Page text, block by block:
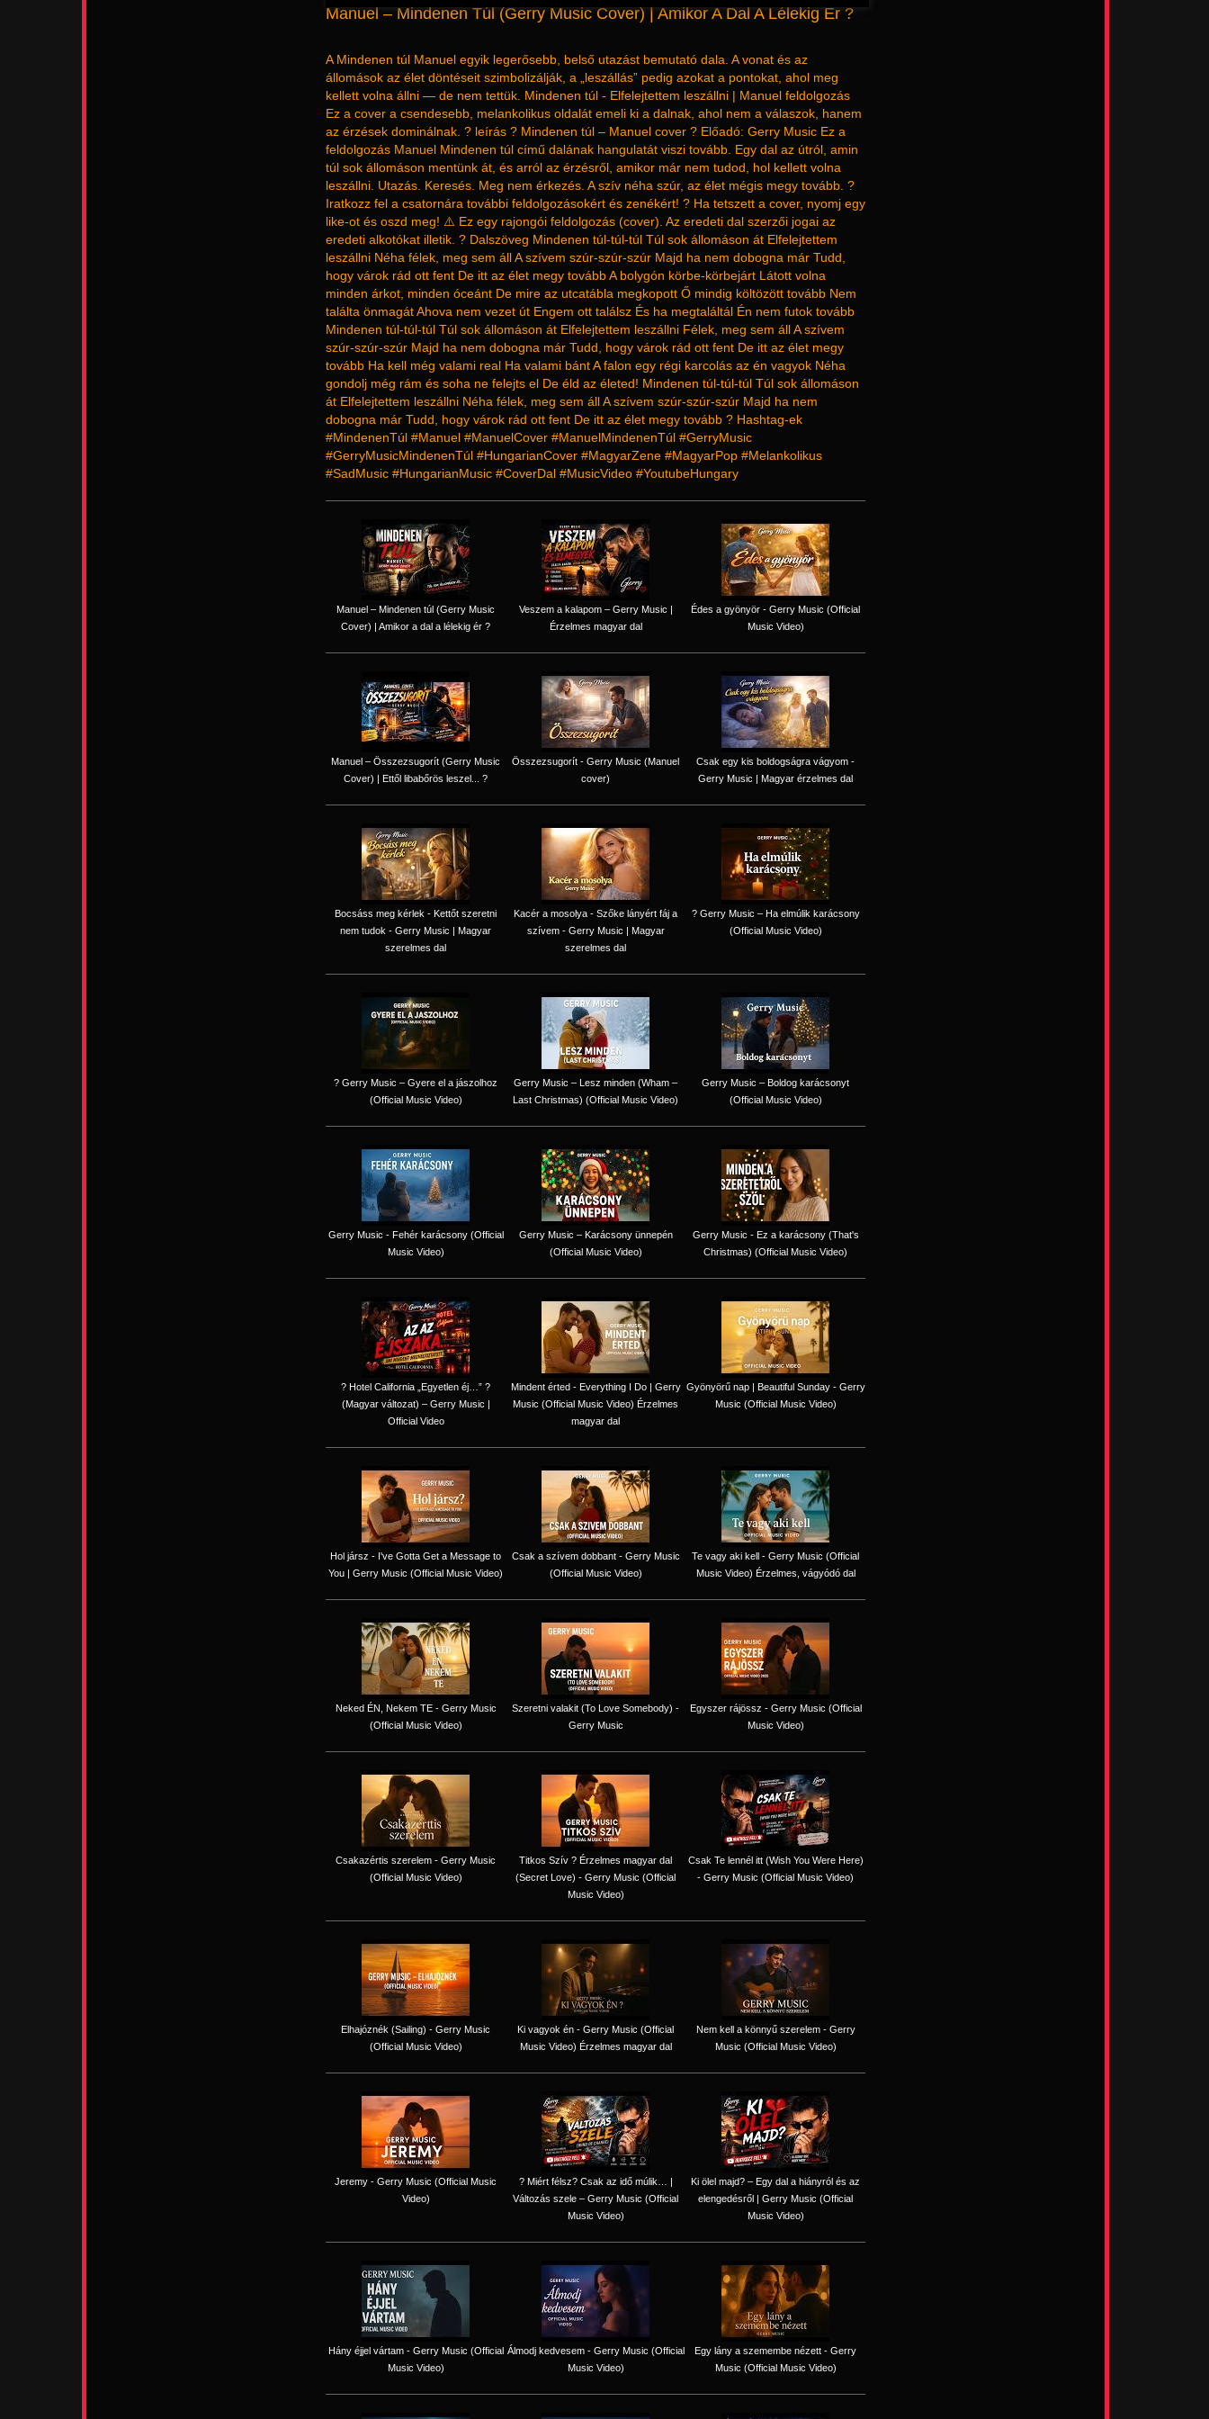
Manuel – Mindenen Túl (Gerry Music Cover) | Amikor A Dal A Lélekig Ér ?
A Mindenen túl Manuel egyik legerősebb, belső utazást bemutató dala. A vonat és az
állomások az élet döntéseit szimbolizálják, a „leszállás” pedig azokat a pontokat, ahol meg
kellett volna állni — de nem tettük. Mindenen túl - Elfelejtettem leszállni | Manuel feldolgozás
Ez a cover a csendesebb, melankolikus oldalát emeli ki a dalnak, ahol nem a válaszok, hanem
az érzések dominálnak. ? leírás ? Mindenen túl – Manuel cover ? Előadó: Gerry Music Ez a
feldolgozás Manuel Mindenen túl című dalának hangulatát viszi tovább. Egy dal az útról, amin
túl sok állomáson mentünk át, és arról az érzésről, amikor már nem tudod, hol kellett volna
leszállni. Utazás. Keresés. Meg nem érkezés. A szív néha szúr, az élet mégis megy tovább. ?
Iratkozz fel a csatornára további feldolgozásokért és zenékért! ? Ha tetszett a cover, nyomj egy
like-ot és oszd meg! ⚠️ Ez egy rajongói feldolgozás (cover). Az eredeti dal szerzői jogai az
eredeti alkotókat illetik. ? Dalszöveg Mindenen túl-túl-túl Túl sok állomáson át Elfelejtettem
leszállni Néha félek, meg sem áll A szívem szúr-szúr-szúr Majd ha nem dobogna már Tudd,
hogy várok rád ott fent De itt az élet megy tovább A bolygón körbe-körbejárt Látott volna
minden árkot, minden óceánt De mire az utcatábla megkopott Ő mindig költözött tovább Nem
találta önmagát Ahova nem vezet út Engem ott találsz És ha megtaláltál Én nem futok tovább
Mindenen túl-túl-túl Túl sok állomáson át Elfelejtettem leszállni Félek, meg sem áll A szívem
szúr-szúr-szúr Majd ha nem dobogna már Tudd, hogy várok rád ott fent De itt az élet megy
tovább Ha kell még valami real Ha valami bánt A falon egy régi karcolás az én vagyok Néha
gondolj még rám és soha ne felejts el De éld az életed! Mindenen túl-túl-túl Túl sok állomáson
át Elfelejtettem leszállni Néha félek, meg sem áll A szívem szúr-szúr-szúr Majd ha nem
dobogna már Tudd, hogy várok rád ott fent De itt az élet megy tovább ? Hashtag-ek
#MindenenTúl #Manuel #ManuelCover #ManuelMindenenTúl #GerryMusic
#GerryMusicMindenenTúl #HungarianCover #MagyarZene #MagyarPop #Melankolikus
#SadMusic #HungarianMusic #CoverDal #MusicVideo #YoutubeHungary
Manuel – Mindenen túl (Gerry Music
Cover) | Amikor a dal a lélekig ér ?
Veszem a kalapom – Gerry Music |
Érzelmes magyar dal
Édes a gyönyör - Gerry Music (Official
Music Video)
Manuel – Összezsugorít (Gerry Music
Cover) | Ettől libabőrös leszel... ?
Összezsugorít - Gerry Music (Manuel
cover)
Csak egy kis boldogságra vágyom -
Gerry Music | Magyar érzelmes dal
Bocsáss meg kérlek - Kettőt szeretni
nem tudok - Gerry Music | Magyar
szerelmes dal
Kacér a mosolya - Szőke lányért fáj a
szívem - Gerry Music | Magyar
szerelmes dal
? Gerry Music – Ha elmúlik karácsony
(Official Music Video)
? Gerry Music – Gyere el a jászolhoz
(Official Music Video)
Gerry Music – Lesz minden (Wham –
Last Christmas) (Official Music Video)
Gerry Music – Boldog karácsonyt
(Official Music Video)
Gerry Music - Fehér karácsony (Official
Music Video)
Gerry Music – Karácsony ünnepén
(Official Music Video)
Gerry Music - Ez a karácsony (That's
Christmas) (Official Music Video)
? Hotel California „Egyetlen éj…” ?
(Magyar változat) – Gerry Music |
Official Video
Mindent érted - Everything I Do | Gerry
Music (Official Music Video) Érzelmes
magyar dal
Gyönyörű nap | Beautiful Sunday - Gerry
Music (Official Music Video)
Hol jársz - I've Gotta Get a Message to
You | Gerry Music (Official Music Video)
Csak a szívem dobbant - Gerry Music
(Official Music Video)
Te vagy aki kell - Gerry Music (Official
Music Video) Érzelmes, vágyódó dal
Neked ÉN, Nekem TE - Gerry Music
(Official Music Video)
Szeretni valakit (To Love Somebody) -
Gerry Music
Egyszer rájössz - Gerry Music (Official
Music Video)
Csakazértis szerelem - Gerry Music
(Official Music Video)
Titkos Szív ? Érzelmes magyar dal
(Secret Love) - Gerry Music (Official
Music Video)
Csak Te lennél itt (Wish You Were Here)
- Gerry Music (Official Music Video)
Elhajóznék (Sailing) - Gerry Music
(Official Music Video)
Ki vagyok én - Gerry Music (Official
Music Video) Érzelmes magyar dal
Nem kell a könnyű szerelem - Gerry
Music (Official Music Video)
Jeremy - Gerry Music (Official Music
Video)
? Miért félsz? Csak az idő múlik… |
Változás szele – Gerry Music (Official
Music Video)
Ki ölel majd? – Egy dal a hiányról és az
elengedésről | Gerry Music (Official
Music Video)
Hány éjjel vártam - Gerry Music (Official
Music Video)
Álmodj kedvesem - Gerry Music (Official
Music Video)
Egy lány a szemembe nézett - Gerry
Music (Official Music Video)